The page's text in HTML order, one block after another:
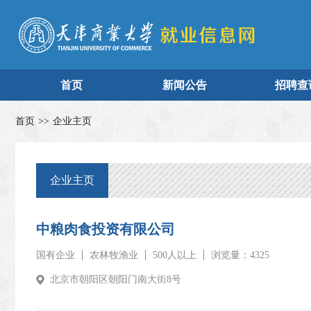
首页 新闻公告 招聘查
首页 >> 企业主页
企业主页
中粮肉食投资有限公司
国有企业 农林牧渔业 500人以上 浏览量：4325
北京市朝阳区朝阳门南大街8号